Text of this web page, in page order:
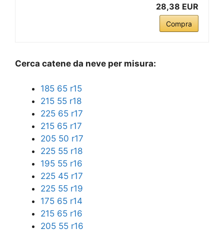
28,38 EUR
Compra
Cerca catene da neve per misura:
185 65 r15
215 55 r18
225 65 r17
215 65 r17
205 50 r17
225 55 r18
195 55 r16
225 45 r17
225 55 r19
175 65 r14
215 65 r16
205 55 r16